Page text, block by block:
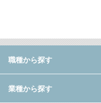
職種から探す
業種から探す